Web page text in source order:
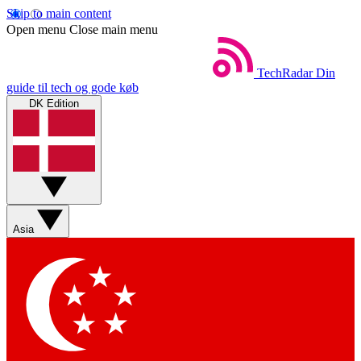
Skip to main content
Open menu Close main menu
TechRadar Din
guide til tech og gode køb
DK Edition
Asia